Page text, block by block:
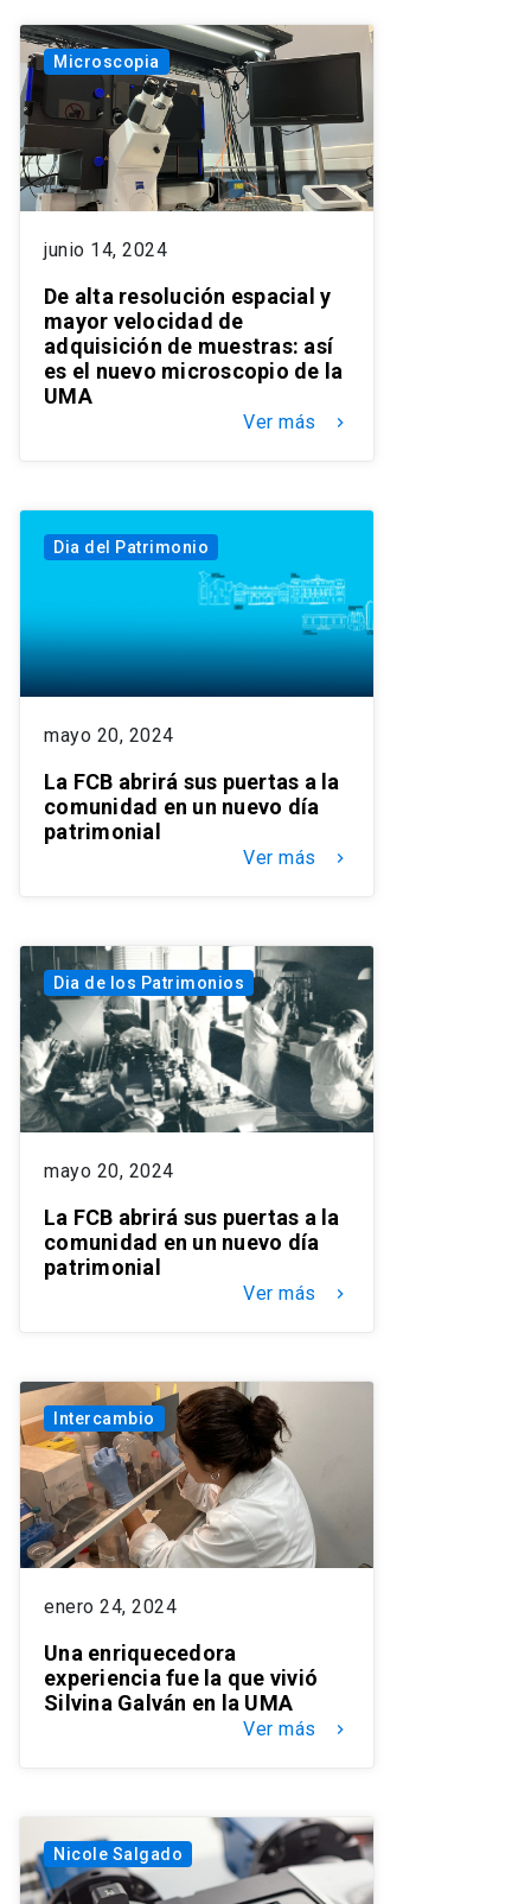
Microscopia
junio 14, 2024
De alta resolución espacial y
mayor velocidad de
adquisición de muestras: así
es el nuevo microscopio de la
UMA
Ver más keyboard_arrow_right
Dia del Patrimonio
mayo 20, 2024
La FCB abrirá sus puertas a la
comunidad en un nuevo día
patrimonial
Ver más keyboard_arrow_right
Dia de los Patrimonios
mayo 20, 2024
La FCB abrirá sus puertas a la
comunidad en un nuevo día
patrimonial
Ver más keyboard_arrow_right
Intercambio
enero 24, 2024
Una enriquecedora
experiencia fue la que vivió
Silvina Galván en la UMA
Ver más keyboard_arrow_right
Nicole Salgado